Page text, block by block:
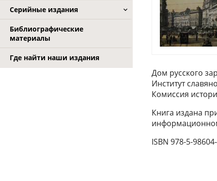
Серийные издания
Библиографические
материалы
Где найти наши издания
Дом русского
Институт
Комиссия
Книга издана
ISBN 978-5-